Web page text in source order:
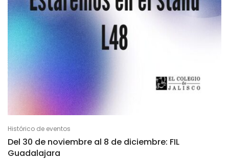
Histórico de eventos
Del 30 de noviembre al 8 de diciembre: FIL
Guadalajara